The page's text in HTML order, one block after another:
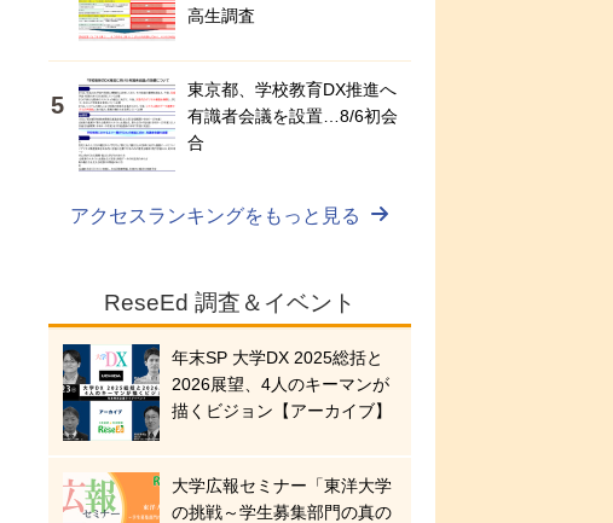
高生調査
東京都、学校教育DX推進へ
有識者会議を設置…8/6初会
合
アクセスランキングをもっと見る
ReseEd 調査＆イベント
年末SP 大学DX 2025総括と
2026展望、4人のキーマンが
描くビジョン【アーカイブ】
大学広報セミナー「東洋大学
の挑戦～学生募集部門の真の